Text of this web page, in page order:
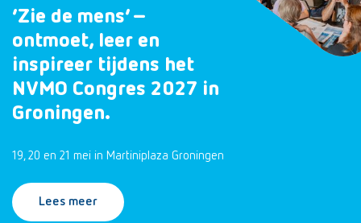
‘Zie de mens’ –
ontmoet, leer en
inspireer tijdens het
NVMO Congres 2027 in
Groningen.
19, 20 en 21 mei in Martiniplaza Groningen
Lees meer